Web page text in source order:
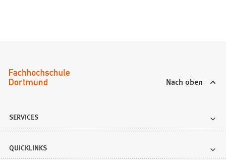
Nach oben
SERVICES
QUICKLINKS